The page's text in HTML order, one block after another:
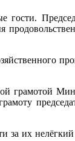
грамотой
за их